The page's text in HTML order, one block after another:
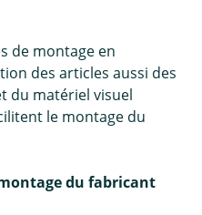
de montage en
des articles aussi des
du matériel visuel
le montage du
du fabricant